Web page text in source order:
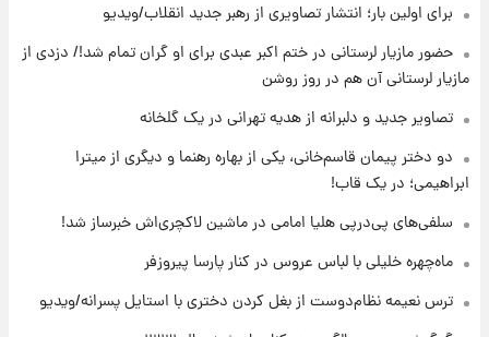
مرداد ۱۴۰۵ +جدول
۱۲ ساعت پیش
با قدرتمندترین و بادوام ترین تانک جهان آشنا
شوید+ فیلم
+جدول
۱۳ ساعت پیش
قیمت محصولات ایران‌خودرو و سایپا امروز شنبه
برای اولین بار؛ انتشار تصاویری از رهبر جدید انقلاب/ویدیو
حضور مازیار لرستانی در ختم اکبر عبدی برای او گران تمام شد!/ دزدی از
مازیار لرستانی آن هم در روز روشن
تصاویر جدید و دلبرانه از هدیه تهرانی در یک گلخانه
دو دختر پیمان قاسم‌خانی، یکی از بهاره رهنما و دیگری از میترا
ابراهیمی؛ در یک قاب!
سلفی‌های پی‌درپی هلیا امامی در ماشین لاکچری‌اش خبرساز شد!
ماه‌چهره خلیلی با لباس عروس در کنار پارسا پیروزفر
ترس نعیمه نظام‌دوست از بغل کردن دختری با استایل پسرانه/ویدیو